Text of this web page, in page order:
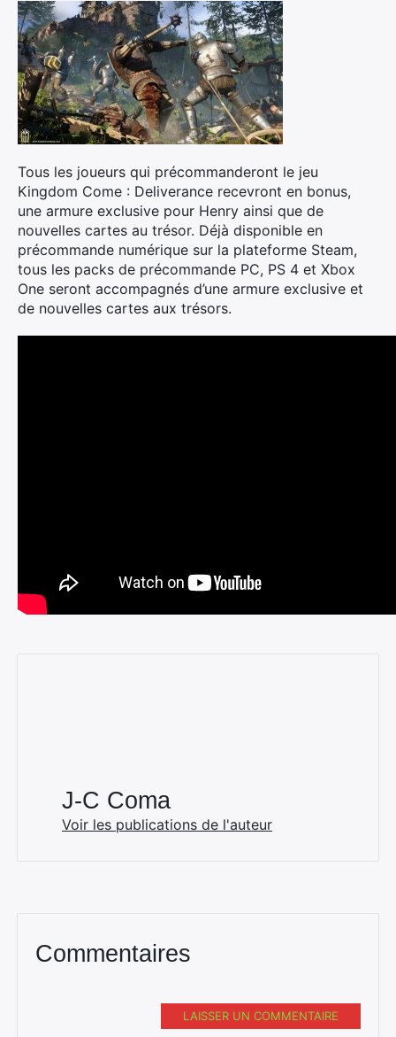
Tous les joueurs qui précommanderont le jeu
Kingdom Come : Deliverance recevront en bonus,
une armure exclusive pour Henry ainsi que de
nouvelles cartes au trésor. Déjà disponible en
précommande numérique sur la plateforme Steam,
tous les packs de précommande PC, PS 4 et Xbox
One seront accompagnés d’une armure exclusive et
de nouvelles cartes aux trésors.
J-C Coma
Voir les publications de l'auteur
Commentaires
LAISSER UN COMMENTAIRE
Rechercher